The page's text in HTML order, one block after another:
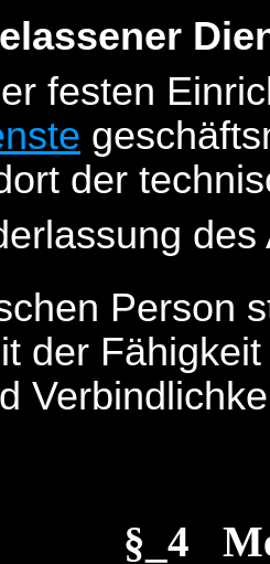
festen
der
des
Person
der
§_4